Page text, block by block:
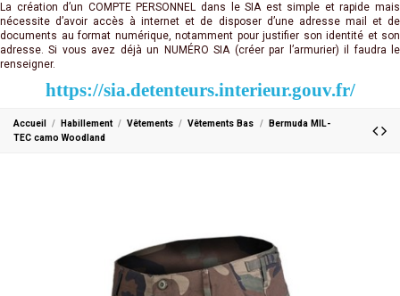
La création d’un COMPTE PERSONNEL dans le SIA est simple et rapide mais
nécessite d’avoir accès à internet et de disposer d’une adresse mail et de
documents au format numérique, notamment pour justifier son identité et son
adresse. Si vous avez déjà un NUMÉRO SIA (créer par l’armurier) il faudra le
renseigner.
https://sia.detenteurs.interieur.gouv.fr/
Accueil Habillement Vêtements Vêtements Bas
Bermuda MIL-
TEC camo Woodland